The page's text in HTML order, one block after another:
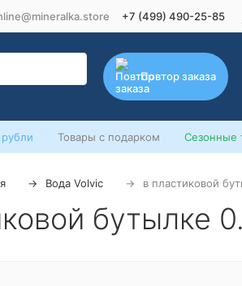
+7 (499) 490-25-85
Повтор заказа
Товары с подарком Сезонные
Вода Volvic в пластиковой
бутылке